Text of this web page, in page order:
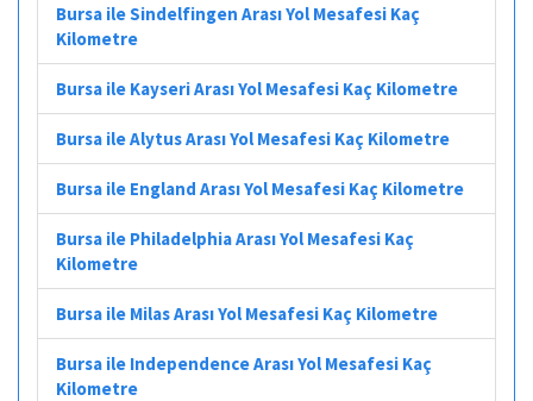
Bursa ile Sindelfingen Arası Yol Mesafesi Kaç
Kilometre
Bursa ile Kayseri Arası Yol Mesafesi Kaç Kilometre
Bursa ile Alytus Arası Yol Mesafesi Kaç Kilometre
Bursa ile England Arası Yol Mesafesi Kaç Kilometre
Bursa ile Philadelphia Arası Yol Mesafesi Kaç
Kilometre
Bursa ile Milas Arası Yol Mesafesi Kaç Kilometre
Bursa ile Independence Arası Yol Mesafesi Kaç
Kilometre